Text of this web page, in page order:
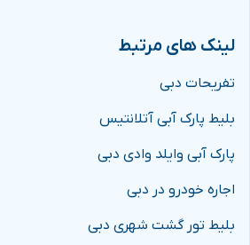
لینک های مرتبط
تفریحات دبی
بلیط پارک آبی آتلانتیس
پارک آبی وایلد وادی دبی
اجاره خودرو در دبی
بلیط تور گشت شهری دبی